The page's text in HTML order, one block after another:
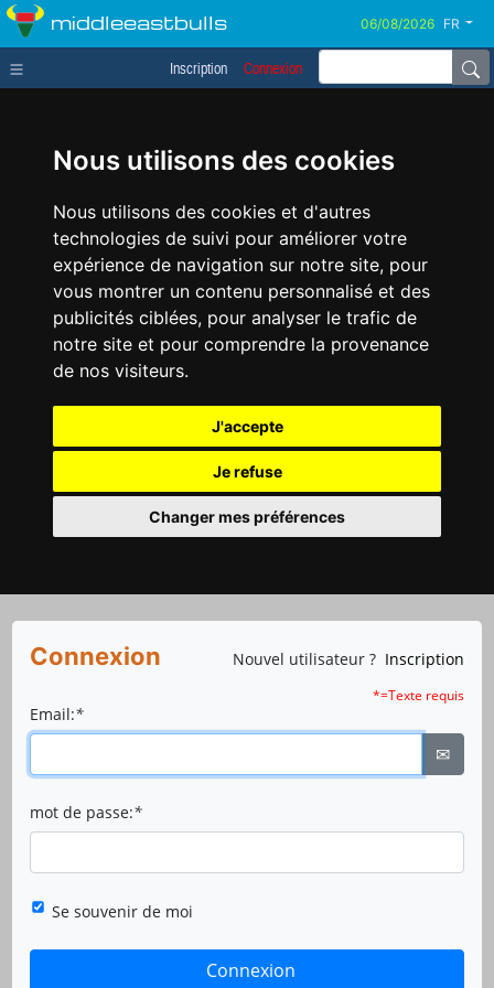
Nous utilisons des cookies
Nous utilisons des cookies et d'autres
technologies de suivi pour améliorer votre
expérience de navigation sur notre site, pour
vous montrer un contenu personnalisé et des
publicités ciblées, pour analyser le trafic de
notre site et pour comprendre la provenance
de nos visiteurs.
J'accepte
Je refuse
Changer mes préférences
middleeastbulls FR
Inscription Connexion
Connexion Inscription
Nouvel utilisateur ?
*=Texte requis
Email:*
✉
mot de passe:*
Se souvenir de moi
Connexion